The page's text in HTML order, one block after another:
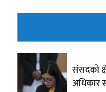
संसदको
अधिकार